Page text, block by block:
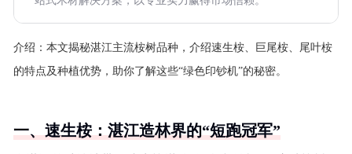
介绍： 本文揭秘湛江主流桉树品种，介绍速生桉、巨尾桉、尾叶桉
的特点及种植优势，助你了解这些“绿色印钞机”的秘密。
一、速生桉：湛江造林界的“短跑冠军”